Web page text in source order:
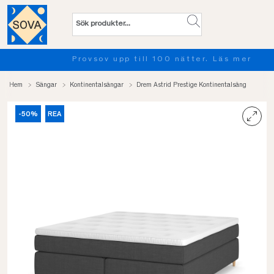
Provsov upp till 100 nätter. Läs mer
Hem Sängar Kontinentalsängar Drem Astrid Prestige Kontinentalsäng
-50% REA